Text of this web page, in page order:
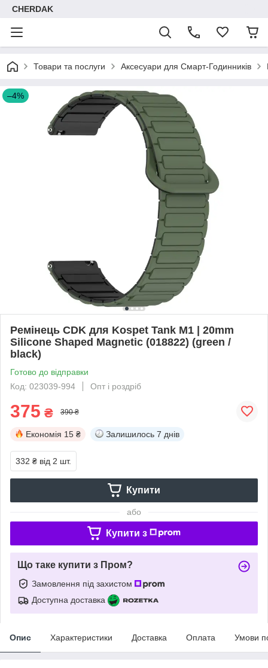
CHERDAK
Товари та послуги Аксесуари для Смарт-Годинників
–4%
Ремінець CDK для Kospet Tank M1 | 20mm
Silicone Shaped Magnetic (018822) (green /
black)
Готово до відправки
Код: 023039-994
Опт і роздріб
375 ₴ 390 ₴
Економія 15 ₴ Залишилось 7 днів
332 ₴ від 2 шт.
Купити
або
Купити з
Що таке купити з Пром?
Замовлення під захистом
Доступна доставка
Опис Характеристики Доставка Оплата Умови